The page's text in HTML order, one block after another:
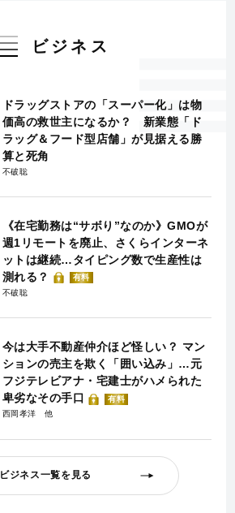
ビジネス
ドラッグストアの「スーパー化」は物
価高の救世主になるか？ 新業態「ド
ラッグ＆フード型店舗」が見据える勝
算と死角
不破聡
《在宅勤務は“サボり”なのか》GMOが
週1リモートを廃止、さくらインターネ
ットは継続…タイピング数で生産性は
測れる？
有料
不破聡
今は大手不動産仲介ほど怪しい？ マン
ションの売主を欺く「囲い込み」…元
フジテレビアナ・宅建士がハメられた
卑劣なその手口
有料
西岡孝洋
ビジネス一覧を見る